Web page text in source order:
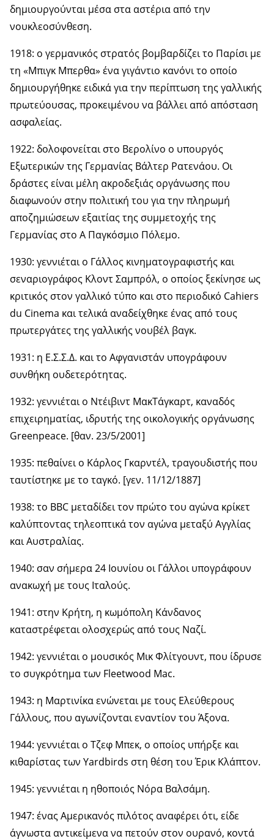
δημιουργούνται μέσα στα αστέρια από την
νουκλεοσύνθεση.
1918: ο γερμανικός στρατός βομβαρδίζει το Παρίσι με
τη «Μπιγκ Μπερθα» ένα γιγάντιο κανόνι το οποίο
δημιουργήθηκε ειδικά για την περίπτωση της γαλλικής
πρωτεύουσας, προκειμένου να βάλλει από απόσταση
ασφαλείας.
1922: δολοφονείται στο Βερολίνο ο υπουργός
Εξωτερικών της Γερμανίας Βάλτερ Ρατενάου. Οι
δράστες είναι μέλη ακροδεξιάς οργάνωσης που
διαφωνούν στην πολιτική του για την πληρωμή
αποζημιώσεων εξαιτίας της συμμετοχής της
Γερμανίας στο Α Παγκόσμιο Πόλεμο.
1930: γεννιέται ο Γάλλος κινηματογραφιστής και
σεναριογράφος Κλοντ Σαμπρόλ, ο οποίος ξεκίνησε ως
κριτικός στον γαλλικό τύπο και στο περιοδικό Cahiers
du Cinema και τελικά αναδείχθηκε ένας από τους
πρωτεργάτες της γαλλικής νουβέλ βαγκ.
1931: η Ε.Σ.Σ.Δ. και το Αφγανιστάν υπογράφουν
συνθήκη ουδετερότητας.
1932: γεννιέται ο Ντέιβιντ ΜακΤάγκαρτ, καναδός
επιχειρηματίας, ιδρυτής της οικολογικής οργάνωσης
Greenpeace. [θαν. 23/5/2001]
1935: πεθαίνει ο Κάρλος Γκαρντέλ, τραγουδιστής που
ταυτίστηκε με το ταγκό. [γεν. 11/12/1887]
1938: το BBC μεταδίδει τον πρώτο του αγώνα κρίκετ
καλύπτοντας τηλεοπτικά τον αγώνα μεταξύ Αγγλίας
και Αυστραλίας.
1940: σαν σήμερα 24 Ιουνίου οι Γάλλοι υπογράφουν
ανακωχή με τους Ιταλούς.
1941: στην Κρήτη, η κωμόπολη Κάνδανος
καταστρέφεται ολοσχερώς από τους Ναζί.
1942: γεννιέται ο μουσικός Μικ Φλίτγουντ, που ίδρυσε
το συγκρότημα των Fleetwood Mac.
1943: η Μαρτινίκα ενώνεται με τους Ελεύθερους
Γάλλους, που αγωνίζονται εναντίον του Άξονα.
1944: γεννιέται ο Τζεφ Μπεκ, ο οποίος υπήρξε και
κιθαρίστας των Yardbirds στη θέση του Έρικ Κλάπτον.
1945: γεννιέται η ηθοποιός Νόρα Βαλσάμη.
1947: ένας Αμερικανός πιλότος αναφέρει ότι, είδε
άγνωστα αντικείμενα να πετούν στον ουρανό, κοντά